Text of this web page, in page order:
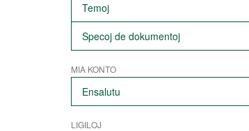
Temoj
Specoj de dokumentoj
MIA KONTO
Ensalutu
LIGILOJ